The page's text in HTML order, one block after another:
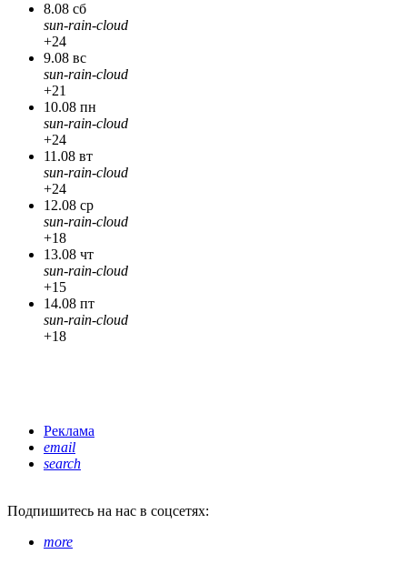
8.08 сб
sun-rain-cloud
+24
9.08 вс
sun-rain-cloud
+21
10.08 пн
sun-rain-cloud
+24
11.08 вт
sun-rain-cloud
+24
12.08 ср
sun-rain-cloud
+18
13.08 чт
sun-rain-cloud
+15
14.08 пт
sun-rain-cloud
+18
Реклама
email
search
Подпишитесь на нас в соцсетях:
more